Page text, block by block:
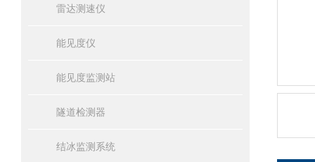
雷达测速仪
能见度仪
能见度监测站
隧道检测器
结冰监测系统